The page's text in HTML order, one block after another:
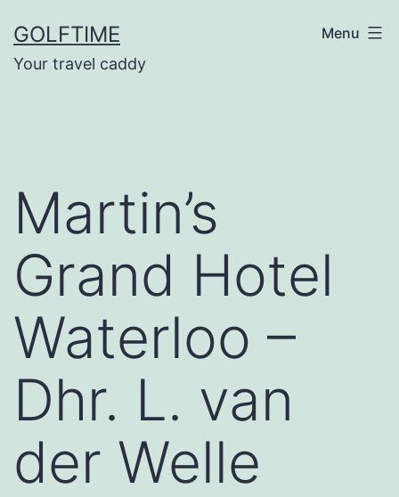
naar
de
GOLFTIME
Your travel caddy
Menu
Martin’s
Grand Hotel
Waterloo –
Dhr. L. van
der Welle